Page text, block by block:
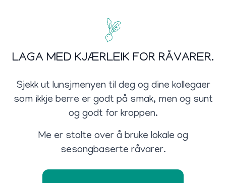
LAGA MED KJÆRLEIK FOR RÅVARER.
Sjekk ut lunsjmenyen til deg og dine kollegaer
som ikkje berre er godt på smak, men og sunt
og godt for kroppen.
Me er stolte over å bruke lokale og
sesongbaserte råvarer.